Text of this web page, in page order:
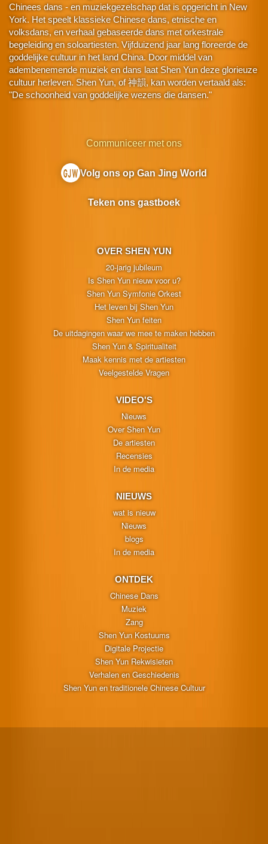
Chinees dans - en muziekgezelschap dat is opgericht in New
York. Het speelt klassieke Chinese dans, etnische en
volksdans, en verhaal gebaseerde dans met orkestrale
begeleiding en soloartiesten. Vijfduizend jaar lang floreerde de
goddelijke cultuur in het land China. Door middel van
adembenemende muziek en dans laat Shen Yun deze glorieuze
cultuur herleven. Shen Yun, of 神韻, kan worden vertaald als:
"De schoonheid van goddelijke wezens die dansen."
OVER SHEN YUN
20-jarig jubileum
Is Shen Yun nieuw voor u?
Shen Yun Symfonie Orkest
Het leven bij Shen Yun
Shen Yun feiten
De uitdagingen waar we mee te maken hebben
Shen Yun & Spiritualiteit
Maak kennis met de artiesten
Veelgestelde Vragen
VIDEO'S
Nieuws
Over Shen Yun
De artiesten
Recensies
In de media
NIEUWS
wat is nieuw
Nieuws
blogs
In de media
ONTDEK
Chinese Dans
Muziek
Zang
Shen Yun Kostuums
Digitale Projectie
Shen Yun Rekwisieten
Verhalen en Geschiedenis
Shen Yun en traditionele Chinese Cultuur
Communiceer met ons
Volg ons op Gan Jing World
Teken ons gastboek